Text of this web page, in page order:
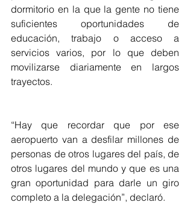
dormitorio en la que la gente no tiene
suficientes oportunidades de
educación, trabajo o acceso a
servicios varios, por lo que deben
movilizarse diariamente en largos
trayectos.
“Hay que recordar que por ese
aeropuerto van a desfilar millones de
personas de otros lugares del país, de
otros lugares del mundo y que es una
gran oportunidad para darle un giro
completo a la delegación”, declaró.